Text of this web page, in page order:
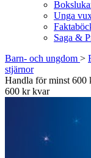
Unga
Saga &
Barn- och ungdom >
stjärnor
Handla för minst 600
600 kr kvar